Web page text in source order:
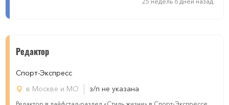
Редактор
Спорт-Экспресс
в Москве и МО
з/п не указана